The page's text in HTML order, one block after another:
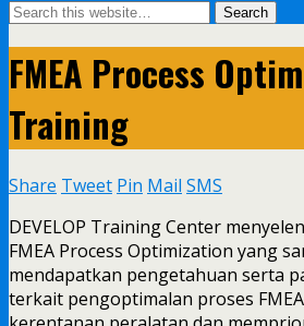
FMEA Process
Training
Share Tweet Pin Mail SMS
DEVELOP Training Center
FMEA Process Optimization yang
mendapatkan pengetahuan serta
terkait pengoptimalan proses